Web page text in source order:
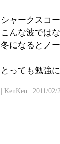
シャークスコ
こんな波では
冬になるとノ
とっても勉強
| KenKen | 2011/